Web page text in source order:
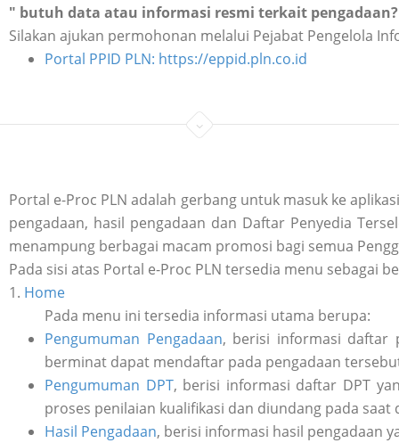
" butuh data atau informasi resmi terkait
Silakan ajukan permohonan melalui Pejabat Pengelola
Portal PPID PLN: https://eppid.pln.co.id
Portal e-Proc PLN adalah gerbang untuk masuk ke
pengadaan, hasil pengadaan dan Daftar Penyedia
menampung berbagai macam promosi bagi semua
Pada sisi atas Portal e-Proc PLN tersedia menu sebagai
1. Home
Pada menu ini tersedia informasi utama berupa:
Pengumuman Pengadaan, berisi informasi daftar
berminat dapat mendaftar pada pengadaan
Pengumuman DPT, berisi informasi daftar DPT
proses penilaian kualifikasi dan diundang pada
Hasil Pengadaan, berisi informasi hasil pengadaan